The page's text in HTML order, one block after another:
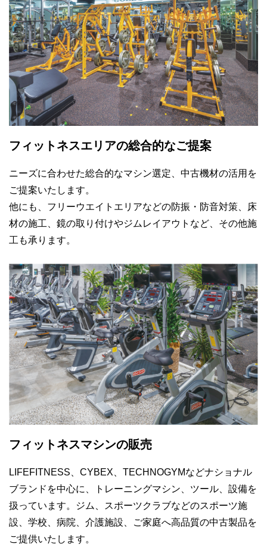
フィットネスエリアの総合的なご提案
ニーズに合わせた総合的なマシン選定、中古機材の活用を
ご提案いたします。
他にも、フリーウエイトエリアなどの防振・防音対策、床
材の施工、鏡の取り付けやジムレイアウトなど、その他施
工も承ります。
フィットネスマシンの販売
LIFEFITNESS、CYBEX、TECHNOGYMなどナショナル
ブランドを中心に、トレーニングマシン、ツール、設備を
扱っています。ジム、スポーツクラブなどのスポーツ施
設、学校、病院、介護施設、ご家庭へ高品質の中古製品を
ご提供いたします。